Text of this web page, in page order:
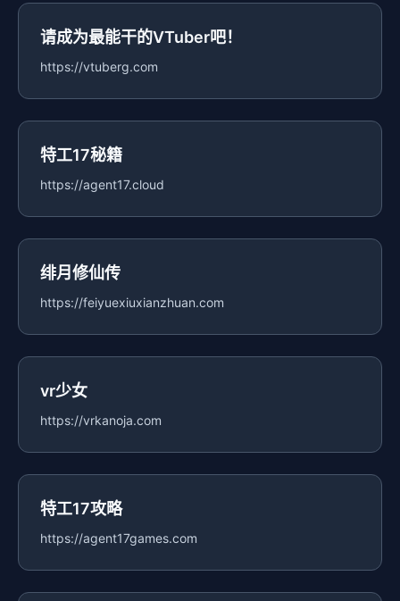
请成为最能干的VTuber吧！
https://vtuberg.com
特工17秘籍
https://agent17.cloud
绯月修仙传
https://feiyuexiuxianzhuan.com
vr少女
https://vrkanoja.com
特工17攻略
https://agent17games.com